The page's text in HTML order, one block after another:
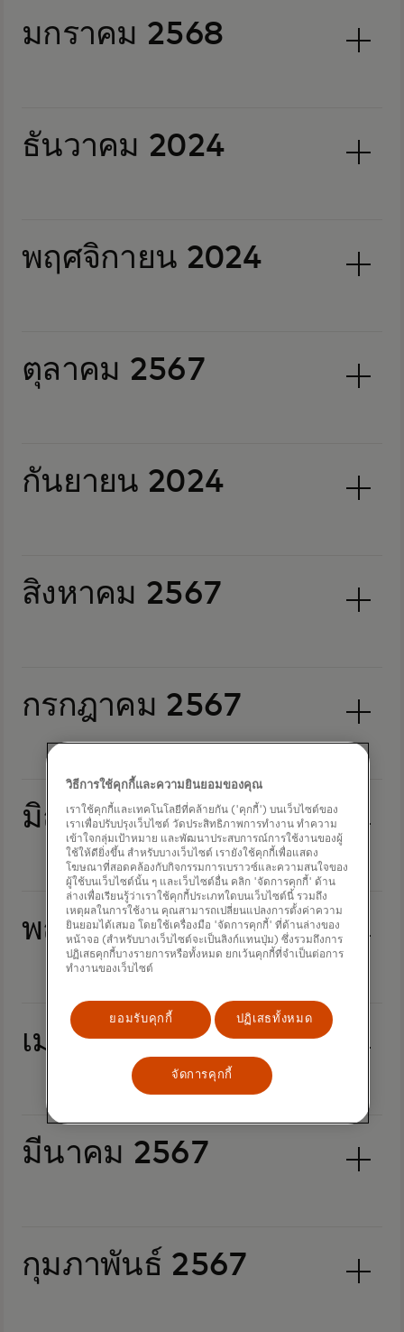
มกราคม 2568
ธันวาคม 2024
พฤศจิกายน 2024
ตุลาคม 2567
กันยายน 2024
สิงหาคม 2567
กรกฎาคม 2567
มิถุนายน 2567
พฤษภาคม 2567
เมษายน 2567
มีนาคม 2567
กุมภาพันธ์ 2567
วิธีการใช้คุกกี้และความยินยอมของคุณ
เราใช้คุกกี้และเทคโนโลยีที่คล้ายกัน ('คุกกี้') บนเว็บไซต์ของ
เราเพื่อปรับปรุงเว็บไซต์ วัดประสิทธิภาพการทำงาน ทำความ
เข้าใจกลุ่มเป้าหมาย และพัฒนาประสบการณ์การใช้งานของผู้
ใช้ให้ดียิ่งขึ้น สำหรับบางเว็บไซต์ เรายังใช้คุกกี้เพื่อแสดง
โฆษณาที่สอดคล้องกับกิจกรรมการเบราวซ์และความสนใจของ
ผู้ใช้บนเว็บไซต์นั้น ๆ และเว็บไซต์อื่น คลิก 'จัดการคุกกี้' ด้าน
ล่างเพื่อเรียนรู้ว่าเราใช้คุกกี้ประเภทใดบนเว็บไซต์นี้ รวมถึง
เหตุผลในการใช้งาน คุณสามารถเปลี่ยนแปลงการตั้งค่าความ
ยินยอมได้เสมอ โดยใช้เครื่องมือ 'จัดการคุกกี้' ที่ด้านล่างของ
หน้าจอ (สำหรับบางเว็บไซต์จะเป็นลิงก์แทนปุ่ม) ซึ่งรวมถึงการ
ปฏิเสธคุกกี้บางรายการหรือทั้งหมด ยกเว้นคุกกี้ที่จำเป็นต่อการ
ทำงานของเว็บไซต์
ยอมรับคุกกี้ ปฏิเสธทั้งหมด
จัดการคุกกี้